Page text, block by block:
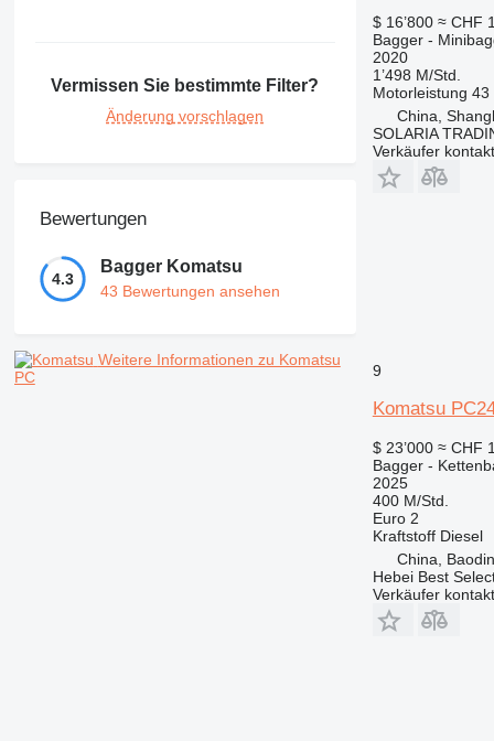
Vermissen Sie bestimmte Filter?
Änderung vorschlagen
Bewertungen
4.3
Bagger Komatsu
43 Bewertungen ansehen
Weitere Informationen zu Komatsu
PC
$ 16’800 ≈ CHF
Bagger -
2020
1’498 M/Std.
Motorleistung 43
China,
SOLARIA
Verkäufer
9
Komatsu
$ 23’000 ≈ CHF
Bagger -
2025
400 M/Std.
Euro 2
Kraftstoff Diesel
China,
Hebei Best
Verkäufer